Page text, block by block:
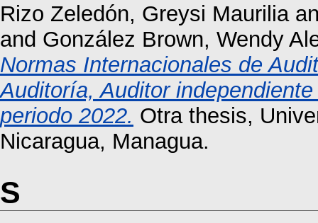
Rizo Zeledón, Greysi Maurilia
and González Brown, Wendy
Normas Internacionales de
Auditoría, Auditor
periodo 2022. Otra thesis,
Nicaragua, Managua.
S